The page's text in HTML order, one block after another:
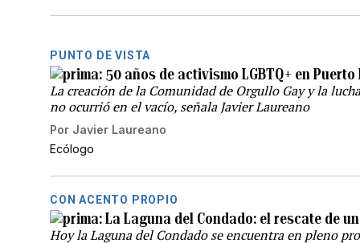
PUNTO DE VISTA
50 años de activismo LGBTQ+ en Puerto
La creación de la Comunidad de Orgullo Gay y la
no ocurrió en el vacío, señala Javier Laureano
Por Javier Laureano
Ecólogo
CON ACENTO PROPIO
La Laguna del Condado: el rescate de
Hoy la Laguna del Condado se encuentra en pleno